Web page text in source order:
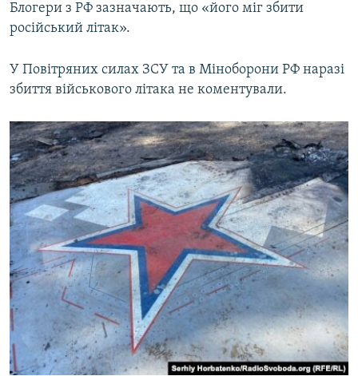
Блогери з РФ зазначають, що «його міг збити
російський літак».
У Повітряних силах ЗСУ та в Міноборони РФ наразі
збиття військового літака не коментували.